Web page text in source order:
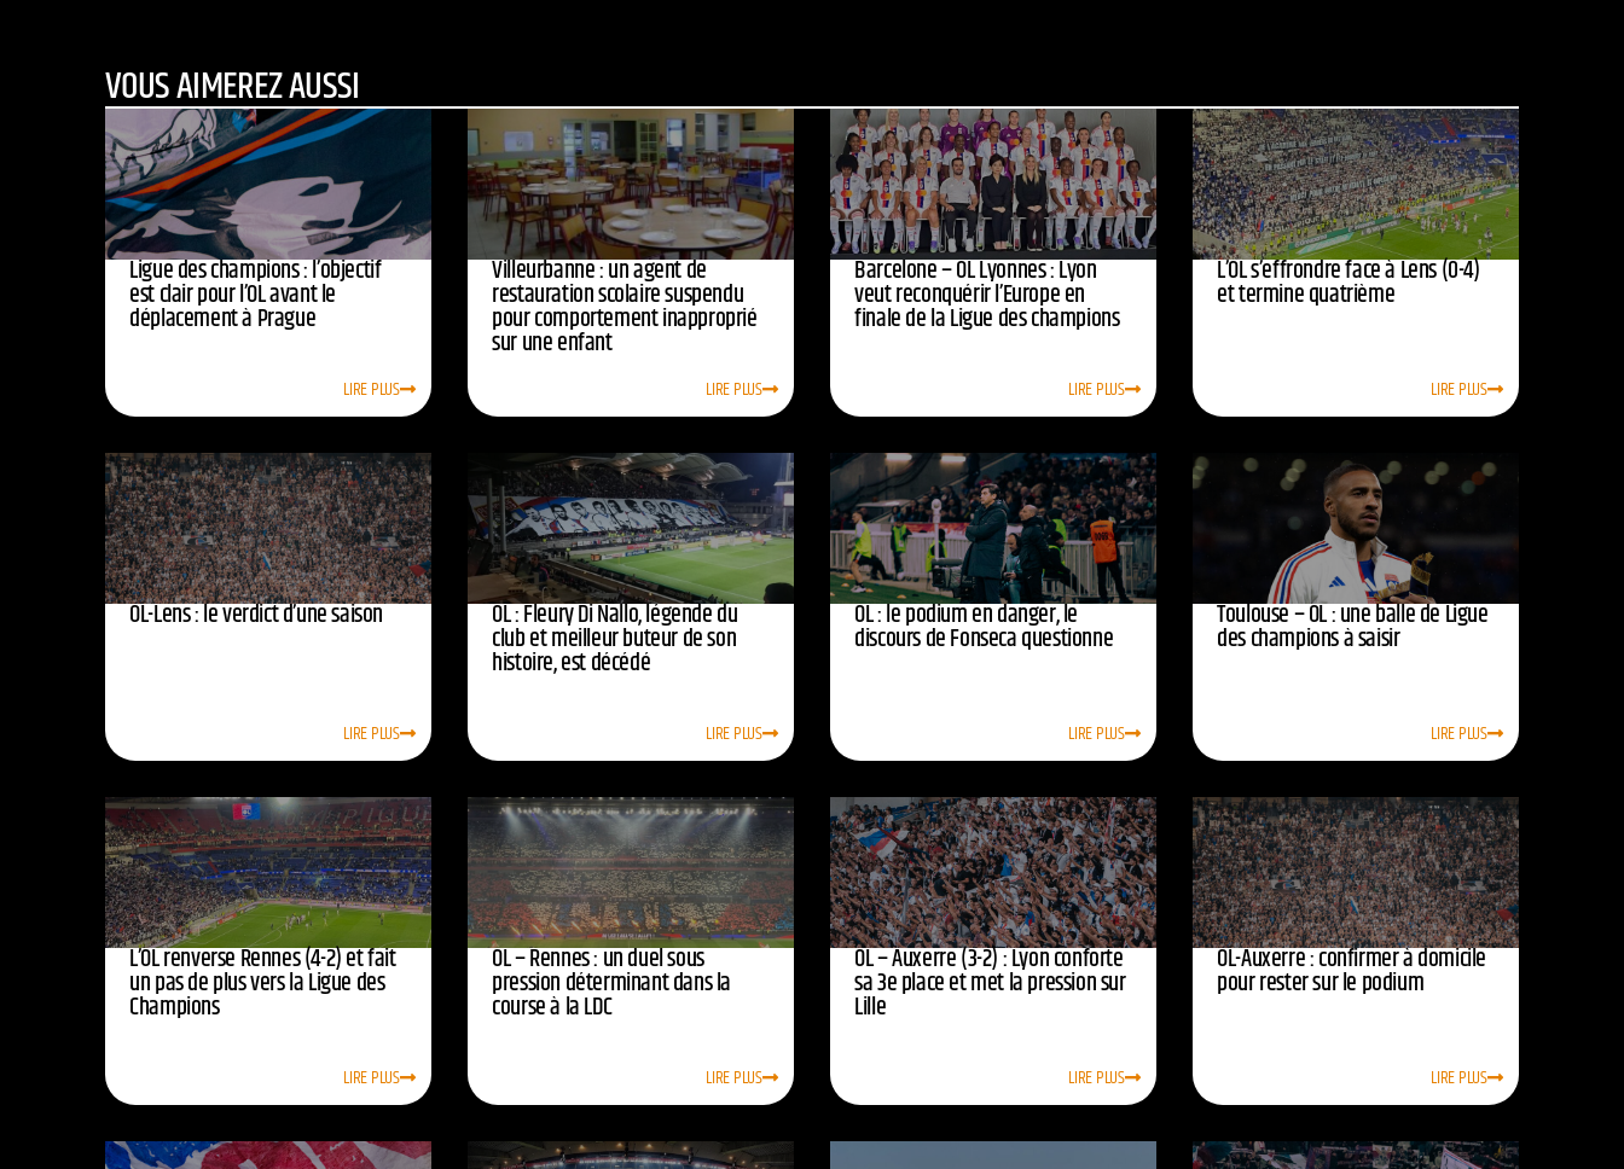
VOUS AIMEREZ AUSSI
Ligue des champions : l’objectif
est clair pour l’OL avant le
déplacement à Prague
LIRE PLUS
Villeurbanne : un agent de
restauration scolaire suspendu
pour comportement inapproprié
sur une enfant
LIRE PLUS
Barcelone – OL Lyonnes : Lyon
veut reconquérir l’Europe en
finale de la Ligue des champions
LIRE PLUS
L’OL s’effrondre face à Lens (0-4)
et termine quatrième
LIRE PLUS
OL-Lens : le verdict d’une saison
LIRE PLUS
OL : Fleury Di Nallo, légende du
club et meilleur buteur de son
histoire, est décédé
LIRE PLUS
OL : le podium en danger, le
discours de Fonseca questionne
LIRE PLUS
Toulouse – OL : une balle de Ligue
des champions à saisir
LIRE PLUS
L’OL renverse Rennes (4-2) et fait
un pas de plus vers la Ligue des
Champions
LIRE PLUS
OL – Rennes : un duel sous
pression déterminant dans la
course à la LDC
LIRE PLUS
OL – Auxerre (3-2) : Lyon conforte
sa 3e place et met la pression sur
Lille
LIRE PLUS
OL-Auxerre : confirmer à domicile
pour rester sur le podium
LIRE PLUS